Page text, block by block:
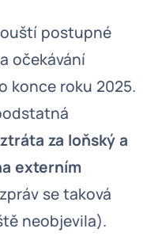
postupné
očekávání
konce roku 2025.
za loňský a
externím
se taková
neobjevila).